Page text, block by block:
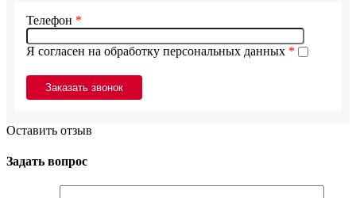
Я согласен на обработку персональных данных *
Телефон *
Оставить отзыв
Задать вопрос